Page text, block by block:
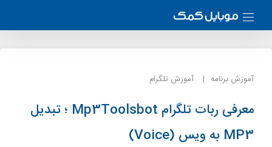
آموزش برنامه آموزش تلگرام
معرفی ربات تلگرام Mp3Toolsbot ؛ تبدیل
MP3 به ویس (Voice)